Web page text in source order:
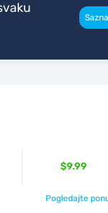
$9.99
Pogledajte